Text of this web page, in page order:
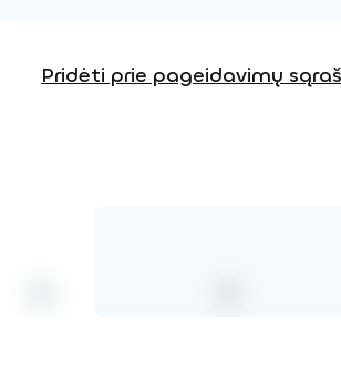
Pridėti prie pageidavimų